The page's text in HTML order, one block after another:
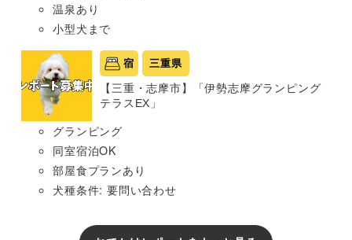
温泉あり
小型犬まで
宿 三重県
【三重・志摩市】「伊勢志摩グランピング
テラスEX」
グランピング
同室宿泊OK
部屋食プランあり
犬種条件: 要問い合わせ